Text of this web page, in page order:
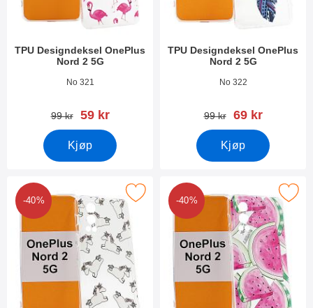
TPU Designdeksel OnePlus
Nord 2 5G
Varenummer 41576
No 321
gammel pris
99 kr ny pris
59 kr
Kjøp
TPU Designdeksel OnePlus
Nord 2 5G
Varenummer 41575
No 322
gammel pris
99 kr ny pris
69 kr
Kjøp
-40%
tPU Designdeksel OnePlus Nord 2 5G som favoritt
-40%
Merk tPU Designdeksel